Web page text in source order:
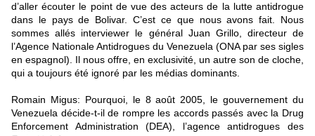
d’aller écouter le point de vue des acteurs de la lutte antidrogue
dans le pays de Bolivar. C’est ce que nous avons fait. Nous
sommes allés interviewer le général Juan Grillo, directeur de
l’Agence Nationale Antidrogues du Venezuela (ONA par ses sigles
en espagnol). Il nous offre, en exclusivité, un autre son de cloche,
qui a toujours été ignoré par les médias dominants.
Romain Migus: Pourquoi, le 8 août 2005, le gouvernement du
Venezuela décide-t-il de rompre les accords passés avec la Drug
Enforcement Administration (DEA), l’agence antidrogues des